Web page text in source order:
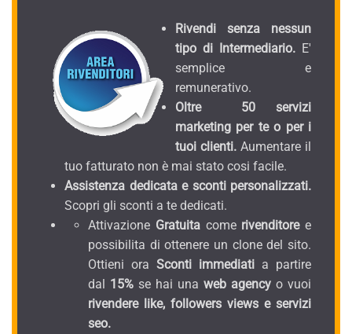
Rivendi senza nessun
tipo di Intermediario. E'
semplice e
remunerativo.
Oltre 50 servizi
marketing per te o per i
tuoi clienti. Aumentare il
tuo fatturato non è mai stato cosi facile.
Assistenza dedicata e sconti personalizzati.
Scopri gli sconti a te dedicati.
Attivazione Gratuitacomerivenditoree
possibilita di ottenere un clone del sito.
Ottieni ora Sconti immediati a partire
dal 15% se hai una web agency o vuoi
rivendere like, followers views e servizi
seo.